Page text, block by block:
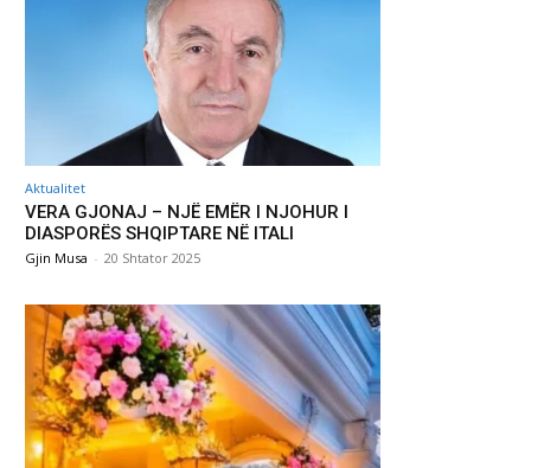
Aktualitet
VERA GJONAJ – NJË EMËR I NJOHUR I
DIASPORËS SHQIPTARE NË ITALI
Gjin Musa - 20 Shtator 2025